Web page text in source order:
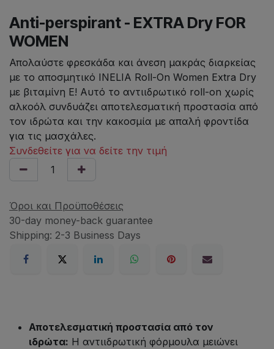
Anti-perspirant - EXTRA Dry FOR
WOMEN
Απολαύστε φρεσκάδα και άνεση μακράς διαρκείας
με το αποσμητικό INELIA Roll-On Women Extra Dry
με βιταμίνη E! Αυτό το αντιιδρωτικό roll-on χωρίς
αλκοόλ συνδυάζει αποτελεσματική προστασία από
τον ιδρώτα και την κακοσμία με απαλή φροντίδα
για τις μασχάλες.
Συνδεθείτε για να δείτε την τιμή
Όροι και Προϋποθέσεις
30-day money-back guarantee
Shipping: 2-3 Business Days
Αποτελεσματική προστασία από τον
ιδρώτα: Η αντιιδρωτική φόρμουλα μειώνει